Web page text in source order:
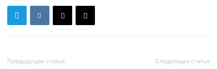
Предыдущая статья Следующая статья